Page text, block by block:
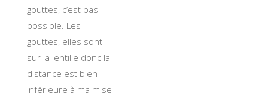
gouttes, c’est pas
possible. Les
gouttes, elles sont
sur la lentille donc la
distance est bien
inférieure à ma mise